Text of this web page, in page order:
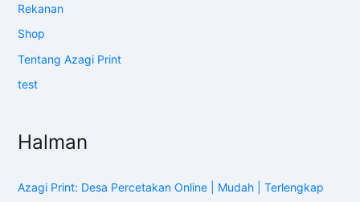
Rekanan
Shop
Tentang Azagi Print
test
Halman
Azagi Print: Desa Percetakan Online | Mudah | Terlengkap